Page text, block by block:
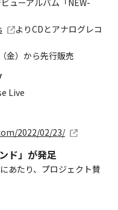
ューアルバム「NEW-
よりCDとアナログレコ
金）から先行販売
Live
2022/02/23/
ド」が発足
あたり、プロジェクト賛